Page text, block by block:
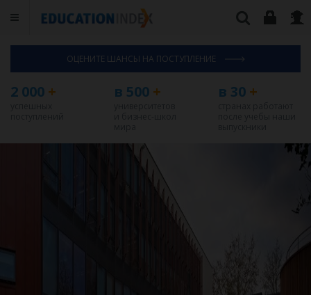
ОЦЕНИТЕ ШАНСЫ НА ПОСТУПЛЕНИЕ
2 000 + в 500 + в 30+